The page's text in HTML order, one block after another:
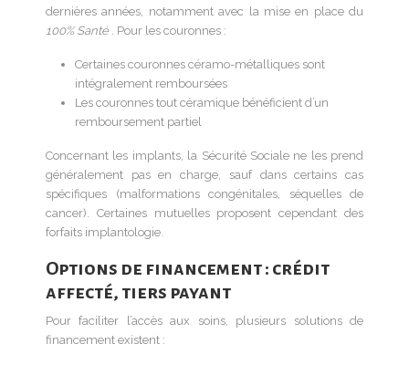
dernières années, notamment avec la mise en place du
100% Santé . Pour les couronnes :
Certaines couronnes céramo-métalliques sont
intégralement remboursées
Les couronnes tout céramique bénéficient d’un
remboursement partiel
Concernant les implants, la Sécurité Sociale ne les prend
généralement pas en charge, sauf dans certains cas
spécifiques (malformations congénitales, séquelles de
cancer). Certaines mutuelles proposent cependant des
forfaits implantologie.
Options de financement : crédit
affecté, tiers payant
Pour faciliter l’accès aux soins, plusieurs solutions de
financement existent :